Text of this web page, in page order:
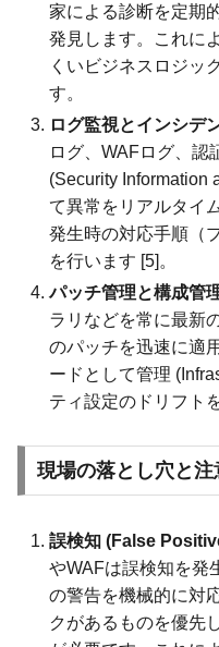
家による診断を定期
発見します。これに
くいビジネスロジッ
す。
ログ監視とインシデ
ログ、WAFログ、認
(Security Information
て異常をリアルタイ
発生時の対応手順（
を行います [5]。
パッチ管理と構成管
ラリなどを常に最新
のパッチを迅速に適
ードとして管理
ティ設定のドリフト
現場の落とし穴と注
誤検知 (False
やWAFは誤検知を発
の警告を機械的に対
クがあるものを優先